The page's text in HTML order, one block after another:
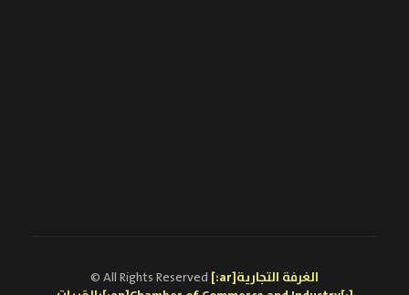
© All Rights Reserved [:ar]الغرفة التجارية